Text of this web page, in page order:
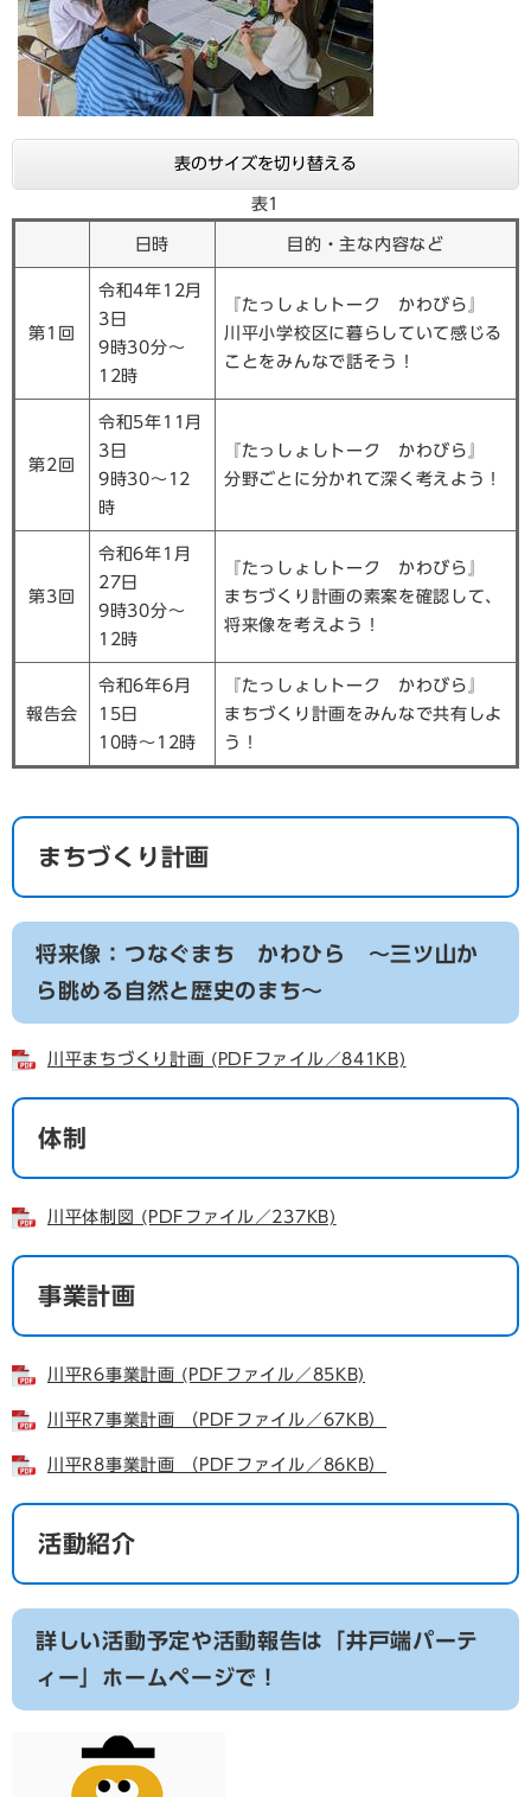
表のサイズを切り替える
表1
日時 目的・主な内容など
第1回
令和4年12月
3日
9時30分～
12時
『たっしょしトーク かわびら』
川平小学校区に暮らしていて感じる
ことをみんなで話そう！
第2回
令和5年11月
3日
9時30～12
時
『たっしょしトーク かわびら』
分野ごとに分かれて深く考えよう！
第3回
令和6年1月
27日
9時30分～
12時
『たっしょしトーク かわびら』
まちづくり計画の素案を確認して、
将来像を考えよう！
報告会
令和6年6月
15日
10時～12時
『たっしょしトーク かわびら』
まちづくり計画をみんなで共有しよ
う！
まちづくり計画
将来像：つなぐまち かわひら ～三ツ山か
ら眺める自然と歴史のまち～
川平まちづくり計画 (PDFファイル／841KB)
体制
川平体制図 (PDFファイル／237KB)
事業計画
川平R6事業計画 (PDFファイル／85KB)
川平R7事業計画 （PDFファイル／67KB）
川平R8事業計画 （PDFファイル／86KB）
活動紹介
詳しい活動予定や活動報告は「井戸端パーテ
ィー」ホームページで！